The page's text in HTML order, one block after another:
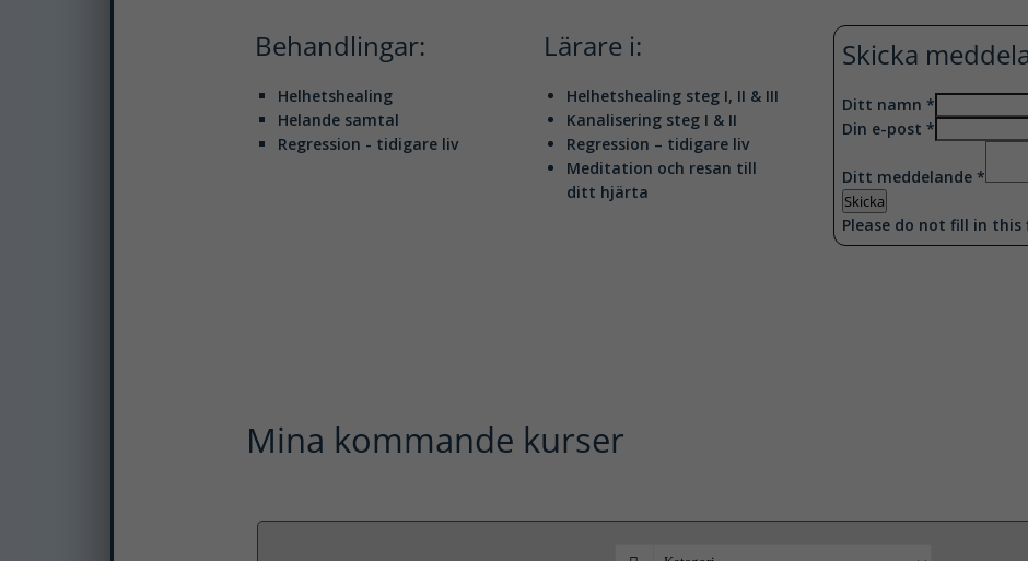
Behandlingar:
Helhetshealing
Helande samtal
Regression - tidigare liv
Lärare i:
Helhetshealing steg I, II & III
Kanalisering steg I & II
Regression – tidigare liv
Meditation och resan till
ditt hjärta
Skicka
Ditt namn *
Din e-post *
Ditt meddelande *
Skicka
Please do not fill in this
Mina kommande kurser